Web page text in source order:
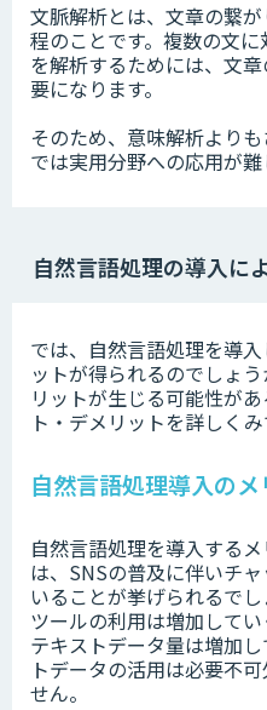
文脈解析とは、文章の繋
程のことです。複数の文に
を解析するためには、文
要になります。
そのため、意味解析より
では実用分野への応用が難
自然言語処理の導入に
では、自然言語処理を導
ットが得られるのでしょ
リットが生じる可能性が
ト・デメリットを詳しくみ
自然言語処理導入のメ
自然言語処理を導入する
は、SNSの普及に伴いチ
いることが挙げられるで
ツールの利用は増加してい
テキストデータ量は増加
トデータの活用は必要不
せん。